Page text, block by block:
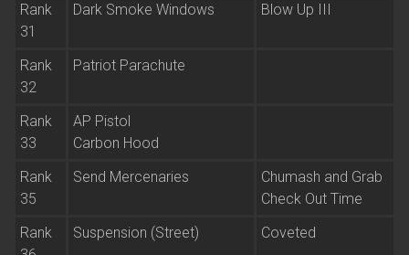
Rank
31
Dark Smoke Windows Blow Up III
Rank
32
Patriot Parachute
Rank
33
AP Pistol
Carbon Hood
Rank
35
Send Mercenaries
Chumash and Grab
Check Out Time
Rank
Suspension (Street) Coveted